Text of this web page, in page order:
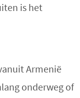
is het
Armenië
onderweg of